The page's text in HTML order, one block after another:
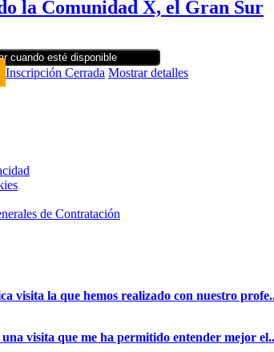
la Comunidad X, el Gran Sur
cuando esté disponible
Inscripción Cerrada Mostrar detalles
de Contratación
visita la que hemos realizado con nuestro
una visita que me ha permitido entender mejor